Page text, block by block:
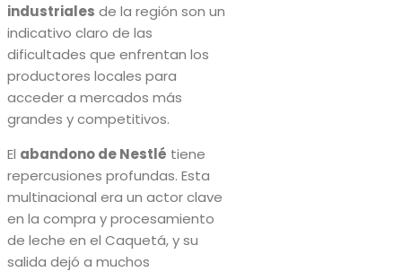
industriales de la región son un
indicativo claro de las
dificultades que enfrentan los
productores locales para
acceder a mercados más
grandes y competitivos.
El abandono de Nestlé tiene
repercusiones profundas. Esta
multinacional era un actor clave
en la compra y procesamiento
de leche en el Caquetá, y su
salida dejó a muchos